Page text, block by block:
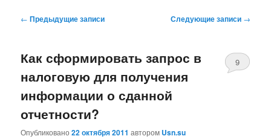
Навигация по записям
← Предыдущие записи Следующие записи →
Как сформировать запрос в
налоговую для получения
информации о сданной
отчетности?
Опубликовано22 октября 2011 автором Usn.su
9